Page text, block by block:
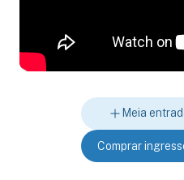
Meia
Comprar